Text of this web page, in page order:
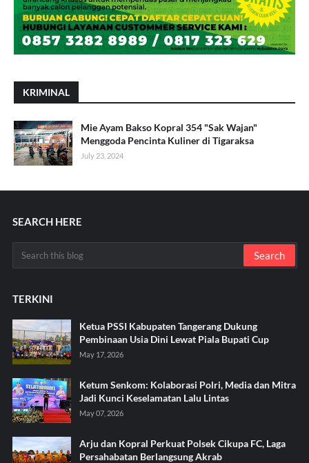
KRIMINAL
Mie Ayam Bakso Kopral 354 "Sak Wajan"
Menggoda Pencinta Kuliner di Tigaraksa
July 23, 2024
SEARCH HERE
TERKINI
Ketua PSSI Kabupaten Tangerang Dukung
Pembinaan Usia Dini Lewat Piala Bupati Cup
May 17, 2026
Ketum Senkom: Kolaborasi Polri, Media dan Mitra
Jadi Kunci Keselamatan Lalu Lintas
May 07, 2026
Arju dan Kopral Perkuat Polsek Cikupa FC, Laga
Persahabatan Berlangsung Akrab